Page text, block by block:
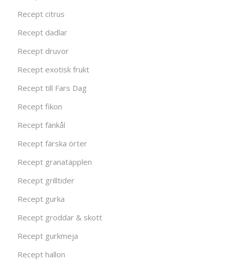
Recept citrus
Recept dadlar
Recept druvor
Recept exotisk frukt
Recept till Fars Dag
Recept fikon
Recept fänkål
Recept färska örter
Recept granatäpplen
Recept grilltider
Recept gurka
Recept groddar & skott
Recept gurkmeja
Recept hallon